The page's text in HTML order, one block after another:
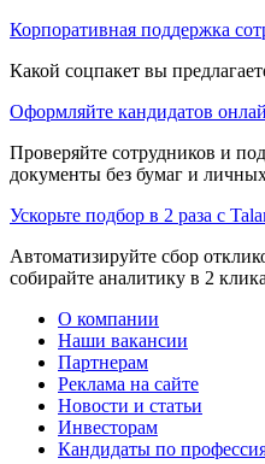
Корпоративная поддержка
Какой соцпакет вы
Оформляйте кандидатов
Проверяйте сотрудников и
документы без бумаг и
Ускорьте подбор в 2 раза с
Автоматизируйте сбор
собирайте аналитику в 2 клика
О компании
Наши вакансии
Партнерам
Реклама на сайте
Новости и статьи
Инвесторам
Кандидаты по